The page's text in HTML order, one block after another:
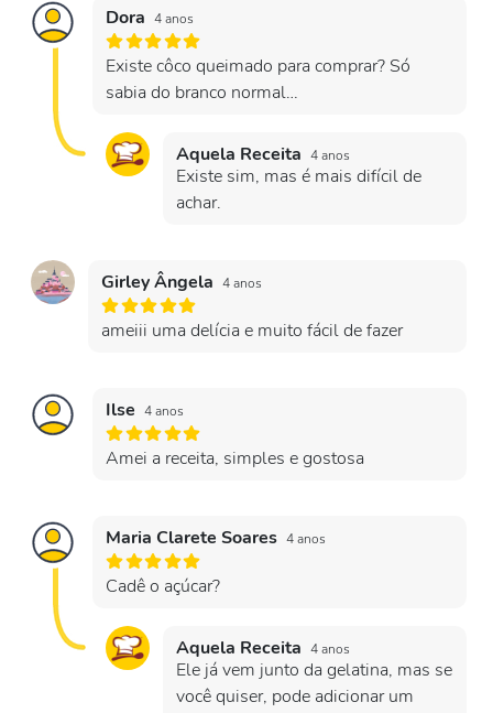
Dora 4 anos
Existe côco queimado para comprar? Só
sabia do branco normal…
Aquela Receita 4 anos
Existe sim, mas é mais difícil de
achar.
Girley Ângela 4 anos
ameiii uma delícia e muito fácil de fazer
Ilse 4 anos
Amei a receita, simples e gostosa
Maria Clarete Soares 4 anos
Cadê o açúcar?
Aquela Receita 4 anos
Ele já vem junto da gelatina, mas se
você quiser, pode adicionar um